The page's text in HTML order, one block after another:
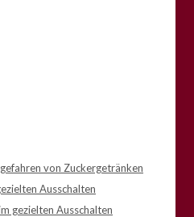
von Zuckergetränken
Ausschalten
gezielten Ausschalten